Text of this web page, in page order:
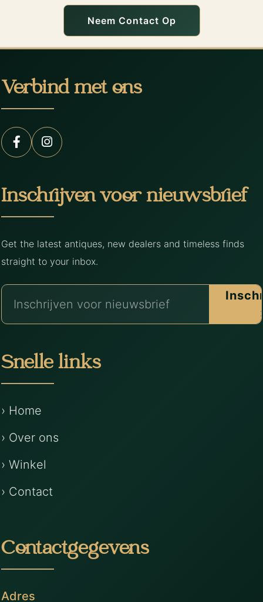
Neem Contact Op
Verbind met ons
Inschrijven voor nieuwsbrief
Get the latest antiques, new dealers and timeless finds
straight to your inbox.
Snelle links
› Home
› Over ons
› Winkel
› Contact
Contactgegevens
Adres